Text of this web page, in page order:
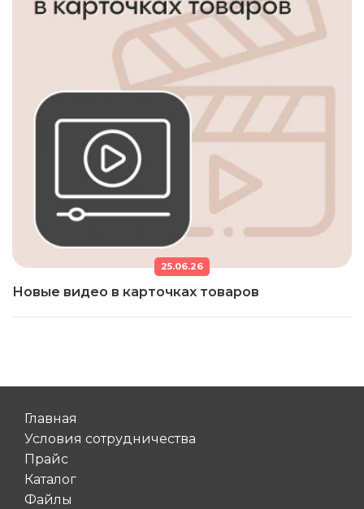
25.06.26
Новые видео в карточках товаров
Главная
Условия сотрудничества
Прайс
Каталог
Файлы